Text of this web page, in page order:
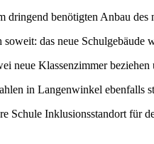
dringend benötigten Anbau
das neue Schulgebäude
neue Klassenzimmer
in Langenwinkel ebenfalls
Schule Inklusionsstandort